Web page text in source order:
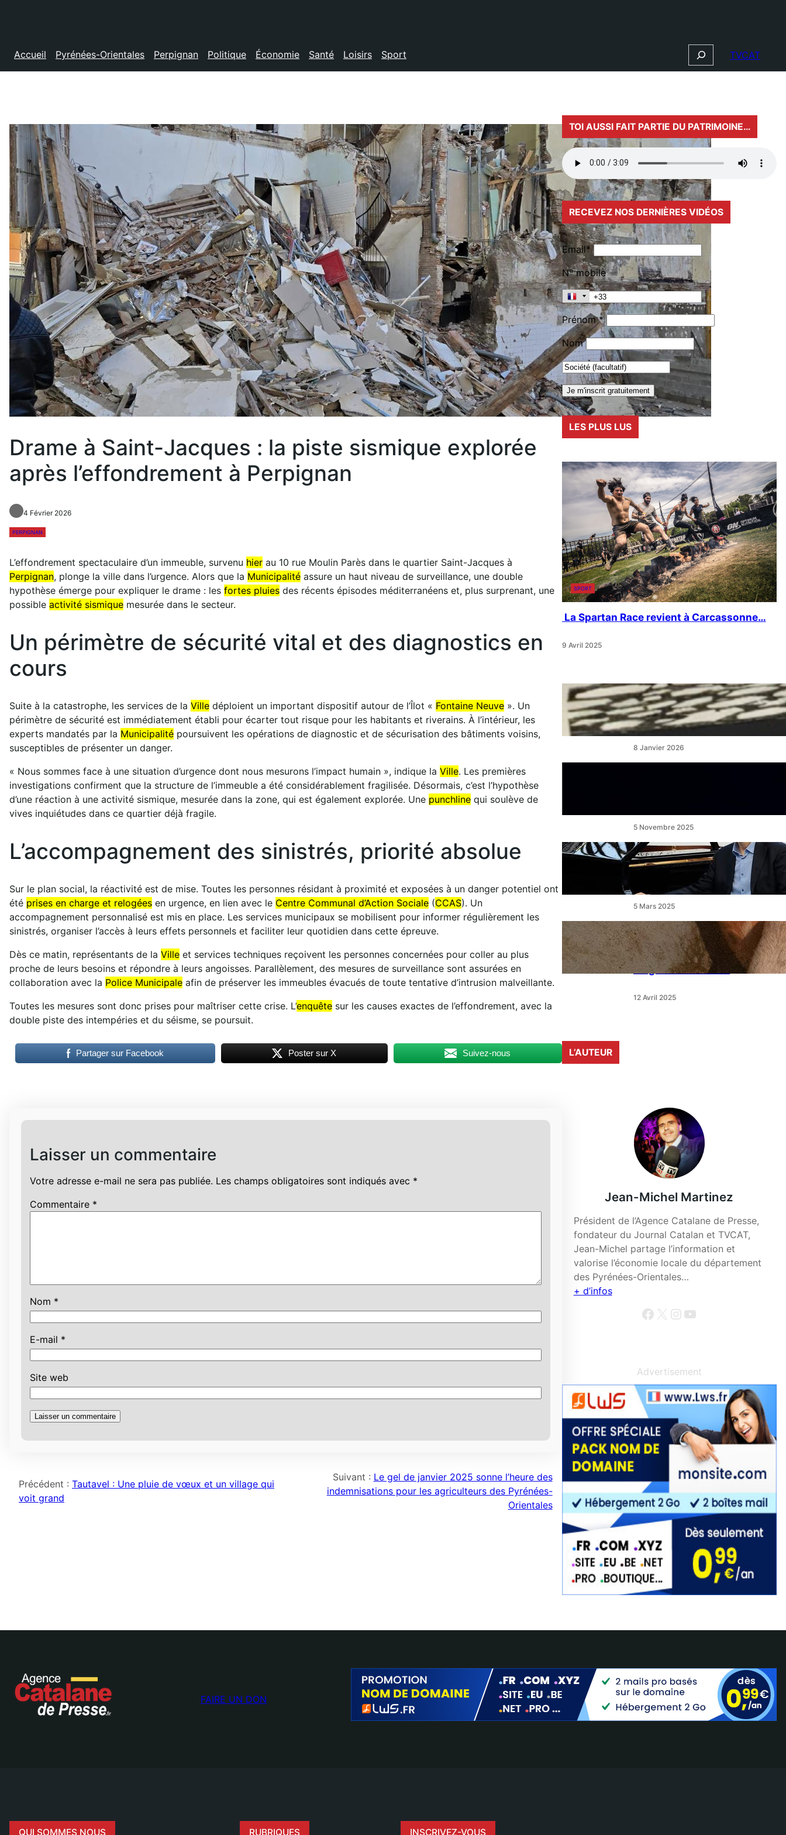
Accueil Pyrénées-Orientales Perpignan Politique Économie Santé Loisirs Sport Search TVCAT
Drame à Saint-Jacques : la piste sismique explorée
après l’effondrement à Perpignan
4 Février 2026
PERPIGNAN
L’effondrement spectaculaire d’un immeuble, survenu hier au 10 rue Moulin Parès dans le quartier Saint-Jacques à
Perpignan, plonge la ville dans l’urgence. Alors que la Municipalité assure un haut niveau de surveillance, une double
hypothèse émerge pour expliquer le drame : les fortes pluies des récents épisodes méditerranéens et, plus surprenant, une
possible activité sismique mesurée dans le secteur.
Un périmètre de sécurité vital et des diagnostics en
cours
Suite à la catastrophe, les services de la Ville déploient un important dispositif autour de l’Îlot « Fontaine Neuve ». Un
périmètre de sécurité est immédiatement établi pour écarter tout risque pour les habitants et riverains. À l’intérieur, les
experts mandatés par la Municipalité poursuivent les opérations de diagnostic et de sécurisation des bâtiments voisins,
susceptibles de présenter un danger.
« Nous sommes face à une situation d’urgence dont nous mesurons l’impact humain », indique la Ville. Les premières
investigations confirment que la structure de l’immeuble a été considérablement fragilisée. Désormais, c’est l’hypothèse
d’une réaction à une activité sismique, mesurée dans la zone, qui est également explorée. Une punchline qui soulève de
vives inquiétudes dans ce quartier déjà fragile.
L’accompagnement des sinistrés, priorité absolue
Sur le plan social, la réactivité est de mise. Toutes les personnes résidant à proximité et exposées à un danger potentiel ont
été prises en charge et relogées en urgence, en lien avec le Centre Communal d’Action Sociale (CCAS). Un
accompagnement personnalisé est mis en place. Les services municipaux se mobilisent pour informer régulièrement les
sinistrés, organiser l’accès à leurs effets personnels et faciliter leur quotidien dans cette épreuve.
Dès ce matin, représentants de la Ville et services techniques reçoivent les personnes concernées pour coller au plus
proche de leurs besoins et répondre à leurs angoisses. Parallèlement, des mesures de surveillance sont assurées en
collaboration avec la Police Municipale afin de préserver les immeubles évacués de toute tentative d’intrusion malveillante.
Toutes les mesures sont donc prises pour maîtriser cette crise. L’enquête sur les causes exactes de l’effondrement, avec la
double piste des intempéries et du séisme, se poursuit.
Partager sur Facebook Poster sur X Suivez-nous
Laisser un commentaire
Votre adresse e-mail ne sera pas publiée. Les champs obligatoires sont indiqués avec *
Commentaire *
Nom *
E-mail *
Site web
Précédent : Tautavel : Une pluie de vœux et un village qui
voit grand
Suivant : Le gel de janvier 2025 sonne l’heure des
indemnisations pour les agriculteurs des Pyrénées-
Orientales
TOI AUSSI FAIT PARTIE DU PATRIMOINE…
RECEVEZ NOS DERNIÈRES VIDÉOS
Email*
N° mobile
Prénom *
Nom
LES PLUS LUS
SPORT
La Spartan Race revient à Carcassonne…
9 Avril 2025
« Artistes en Vitrine »:
L’éclat qui réveille les cœurs
de ville
8 Janvier 2026
5 Novembre 2025
« Le Disciple » de Mikhaïl
Rudy à Perpignan le
vendredi 7 mars
5 Mars 2025
« Qui est le moins clair » : ce
samedi, 30 actions partout
en France devant les
magasins E.Leclerc
12 Avril 2025
L’AUTEUR
Jean-Michel Martinez
Président de l’Agence Catalane de Presse,
fondateur du Journal Catalan et TVCAT,
Jean-Michel partage l’information et
valorise l’économie locale du département
des Pyrénées-Orientales…
+ d’infos
Facebook X InstagramYouTube
Advertisement
FAIRE UN DON
QUI SOMMES NOUS RUBRIQUES INSCRIVEZ-VOUS